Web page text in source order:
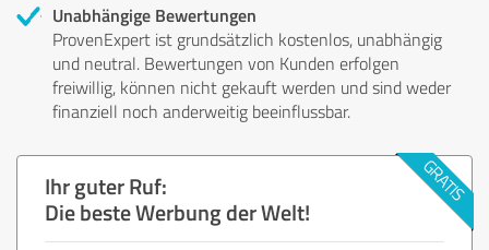
Unabhängige Bewertungen
ProvenExpert ist grundsätzlich kostenlos, unabhängig
und neutral. Bewertungen von Kunden erfolgen
freiwillig, können nicht gekauft werden und sind weder
finanziell noch anderweitig beeinflussbar.
Ihr guter Ruf:
Die beste Werbung der Welt!